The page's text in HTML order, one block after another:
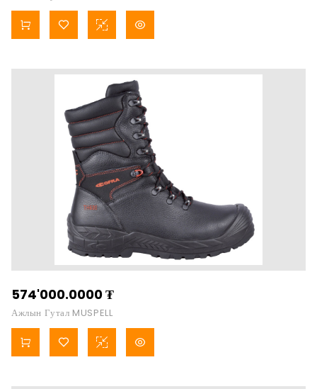
574'000.0000₮
Ажлын Гутал MUSPELL